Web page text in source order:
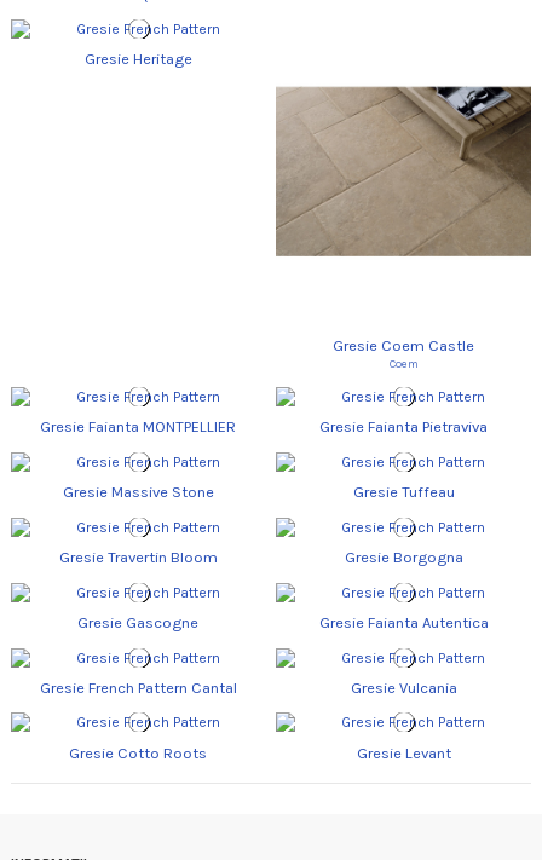
Gresie Heritage
Gresie Coem Castle
Coem
Gresie Faianta MONTPELLIER Gresie Faianta Pietraviva
Gresie Massive Stone Gresie Tuffeau
Gresie Travertin Bloom Gresie Borgogna
Gresie Gascogne Gresie Faianta Autentica
Gresie French Pattern Cantal Gresie Vulcania
Gresie Cotto Roots Gresie Levant